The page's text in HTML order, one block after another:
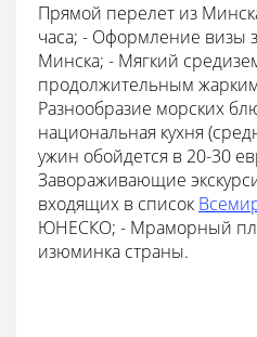
Прямой перелет из
часа; - Оформление визы
Минска; - Мягкий
продолжительным
Разнообразие морских
национальная кухня
ужин обойдется в 20-30
Завораживающие
входящих в список
ЮНЕСКО; - Мраморный
изюминка страны.